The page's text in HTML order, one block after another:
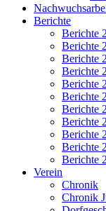
Berichte
Berichte
Berichte
Berichte
Berichte
Berichte
Berichte
Berichte
Berichte
Berichte
Berichte
Berichte
Verein
Chronik
Chronik